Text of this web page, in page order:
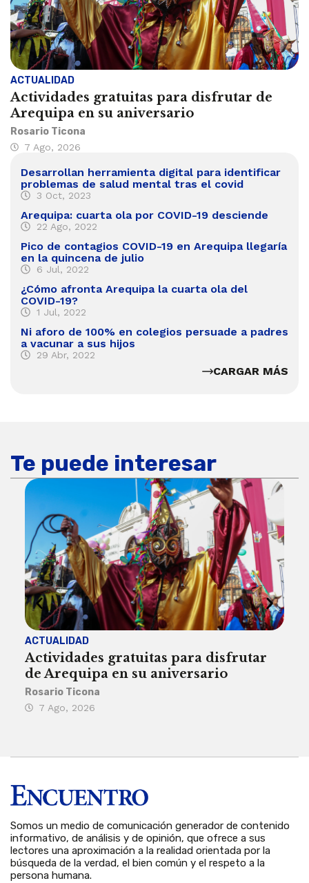
ACTUALIDAD
Actividades gratuitas para disfrutar de
Arequipa en su aniversario
Rosario Ticona
7 Ago, 2026
Desarrollan herramienta digital para identificar
problemas de salud mental tras el covid
3 Oct, 2023
Arequipa: cuarta ola por COVID-19 desciende
22 Ago, 2022
Pico de contagios COVID-19 en Arequipa llegaría
en la quincena de julio
6 Jul, 2022
¿Cómo afronta Arequipa la cuarta ola del
COVID-19?
1 Jul, 2022
Ni aforo de 100% en colegios persuade a padres
a vacunar a sus hijos
29 Abr, 2022
CARGAR MÁS
Te puede interesar
ACTUALIDAD
Actividades gratuitas para disfrutar
de Arequipa en su aniversario
Rosario Ticona
7 Ago, 2026
Somos un medio de comunicación generador de contenido
informativo, de análisis y de opinión, que ofrece a sus
lectores una aproximación a la realidad orientada por la
búsqueda de la verdad, el bien común y el respeto a la
persona humana.